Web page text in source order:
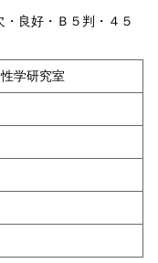
良好・Ｂ５判・４５
学研究室